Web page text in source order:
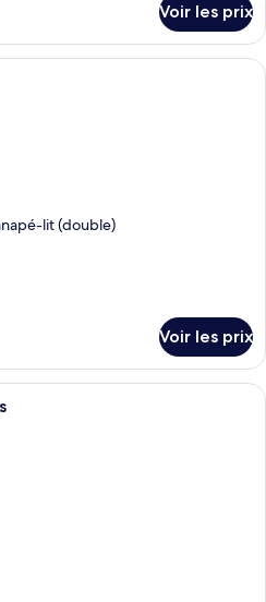
Voir les prix
Une chambre d’hôtel moderne
lit (double)
Voir les prix
Une chambre d’hôtel avec un lit,